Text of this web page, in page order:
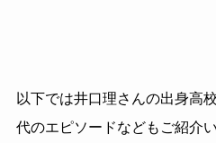
以下では井口理さんの出身高
代のエピソードなどもご紹介